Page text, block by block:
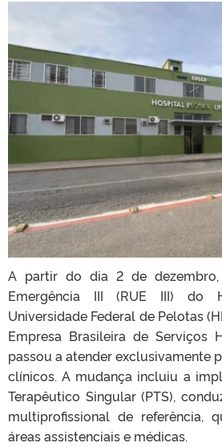
A partir do dia 2 de
Emergência III (RUE III) do
Universidade Federal de Pelotas
Empresa Brasileira de Serviços
passou a atender exclusivamente
clínicos. A mudança incluiu a
Terapêutico Singular (PTS),
multiprofissional de referência,
áreas assistenciais e médicas.